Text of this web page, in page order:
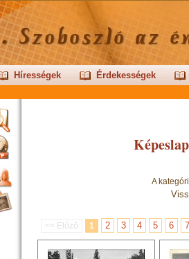
Hírességek Érdekességek
A
<< Előző 1 2 3 4 5 6 7